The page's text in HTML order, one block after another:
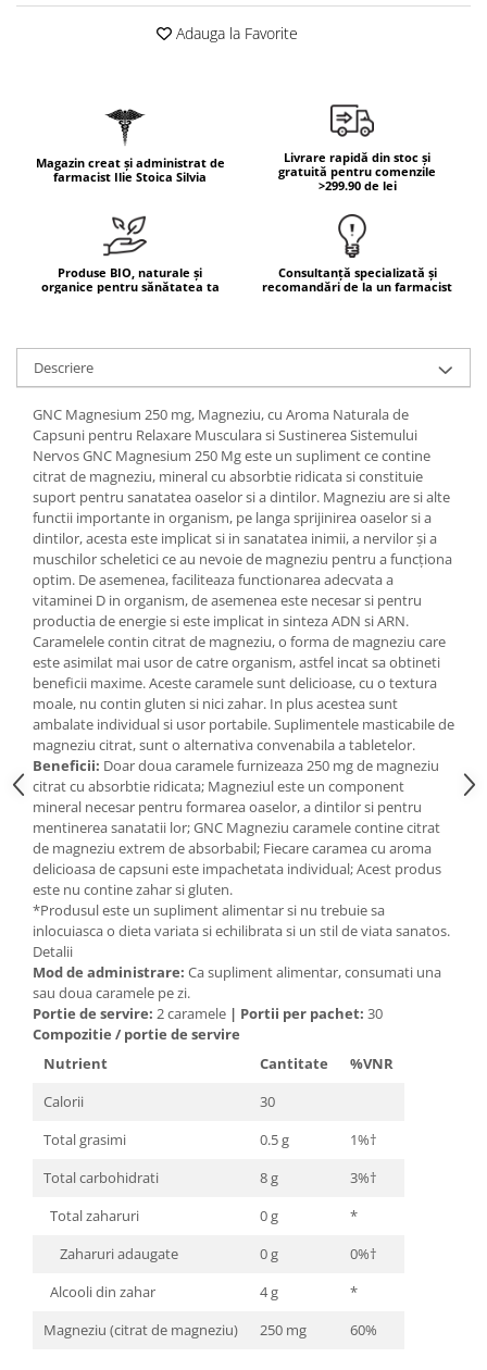
Geluri de duș
Creme SPF corp
Spray SPF
Uleiuri bronzare
Acceleratoare bronz
Igienă Personală
Creme mâini
Cosmetice coreene
Beauty of Joseon
PETITFEE
Mary & May
COSRX
BIODANCE
OOTD
Cettua
Haruharu Wonder
Medicube
ARIUL
Dr. Althea
DELLA BORN
L-Carnitina
Miere de Manuka
Multivitamine
Omega
Probiotice
Proteine din zer (Whey Protein)
Quercetin
Resveratrol
Scortisoara
Seleniu
Seminte de in
Silimarina
Spirulina
Ulei de cocos
Ulei de peste
Ulei MCT
Vitamina A
Vitamina B
Vitamina C
Vitamina D
Vitamina E
Vitamina K
Zinc
Cătină
Chlorella
Colina
Electroliti
Adauga la Favorite
Magazin creat și administrat de
farmacist Ilie Stoica Silvia
Livrare rapidă din stoc și
gratuită pentru comenzile
>299.90 de lei
Produse BIO, naturale și
organice pentru sănătatea ta
Consultanță specializată și
recomandări de la un farmacist
Descriere
GNC Magnesium 250 mg, Magneziu, cu Aroma Naturala de
Capsuni pentru Relaxare Musculara si Sustinerea Sistemului
Nervos GNC Magnesium 250 Mg este un supliment ce contine
citrat de magneziu, mineral cu absorbtie ridicata si constituie
suport pentru sanatatea oaselor si a dintilor. Magneziu are si alte
functii importante in organism, pe langa sprijinirea oaselor si a
dintilor, acesta este implicat si in sanatatea inimii, a nervilor și a
muschilor scheletici ce au nevoie de magneziu pentru a funcționa
optim. De asemenea, faciliteaza functionarea adecvata a
vitaminei D in organism, de asemenea este necesar si pentru
productia de energie si este implicat in sinteza ADN si ARN.
Caramelele contin citrat de magneziu, o forma de magneziu care
este asimilat mai usor de catre organism, astfel incat sa obtineti
beneficii maxime. Aceste caramele sunt delicioase, cu o textura
moale, nu contin gluten si nici zahar. In plus acestea sunt
ambalate individual si usor portabile. Suplimentele masticabile de
magneziu citrat, sunt o alternativa convenabila a tabletelor.
Beneficii: Doar doua caramele furnizeaza 250 mg de magneziu
citrat cu absorbtie ridicata; Magneziul este un component
mineral necesar pentru formarea oaselor, a dintilor si pentru
mentinerea sanatatii lor; GNC Magneziu caramele contine citrat
de magneziu extrem de absorbabil; Fiecare caramea cu aroma
delicioasa de capsuni este impachetata individual; Acest produs
este nu contine zahar si gluten.
*Produsul este un supliment alimentar si nu trebuie sa
inlocuiasca o dieta variata si echilibrata si un stil de viata sanatos.
Detalii
Mod de administrare: Ca supliment alimentar, consumati una
sau doua caramele pe zi.
Portie de servire: 2 caramele | Portii per pachet: 30
Compozitie / portie de servire
Nutrient
Cantitate
%VNR
Calorii
30
Total grasimi
0.5 g
1%†
Total carbohidrati
8 g
3%†
Total zaharuri
0 g
*
Zaharuri adaugate
0 g
0%†
Alcooli din zahar
4 g
*
Magneziu (citrat de magneziu)
250 mg 60%